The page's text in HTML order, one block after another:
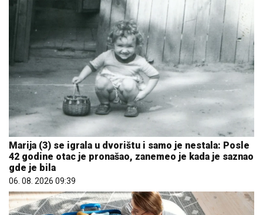
Marija (3) se igrala u dvorištu i samo je nestala: Posle
42 godine otac je pronašao, zanemeo je kada je saznao
gde je bila
06. 08. 2026 09:39